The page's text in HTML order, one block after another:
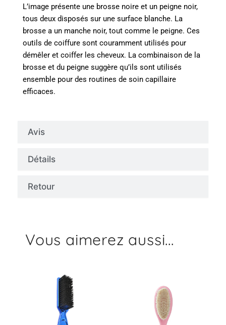
Avis
Détails
Retour
L’image présente une brosse noire et un peigne noir,
tous deux disposés sur une surface blanche. La
brosse a un manche noir, tout comme le peigne. Ces
outils de coiffure sont couramment utilisés pour
démêler et coiffer les cheveux. La combinaison de la
brosse et du peigne suggère qu’ils sont utilisés
ensemble pour des routines de soin capillaire
efficaces.
Vous aimerez aussi...